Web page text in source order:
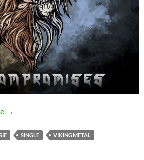
Nomans Land : nouveau single
→
SINGLE VIKING METAL